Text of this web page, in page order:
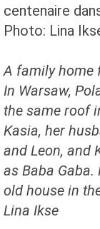
centenaire
Photo: Lina
A family home
In Warsaw,
the same roof
Kasia, her
and Leon, and
as Baba
old house in
Lina Ikse